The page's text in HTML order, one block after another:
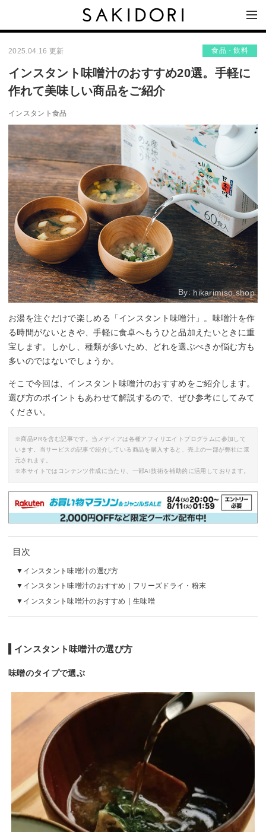
2025.04.16 更新 食品・飲料
インスタント味噌汁のおすすめ20選。手軽に
作れて美味しい商品をご紹介
インスタント食品
By:hikarimiso.shop
お湯を注ぐだけで楽しめる「インスタント味噌汁」。味噌汁を作
る時間がないときや、手軽に食卓へもうひと品加えたいときに重
宝します。しかし、種類が多いため、どれを選ぶべきか悩む方も
多いのではないでしょうか。
そこで今回は、インスタント味噌汁のおすすめをご紹介します。
選び方のポイントもあわせて解説するので、ぜひ参考にしてみて
ください。
※商品PRを含む記事です。当メディアは各種アフィリエイトプログラムに参加して
います。当サービスの記事で紹介している商品を購入すると、売上の一部が弊社に還
元されます。
※本サイトではコンテンツ作成に当たり、一部AI技術を補助的に活用しております。
目次
インスタント味噌汁の選び方
インスタント味噌汁のおすすめ｜フリーズドライ・粉末
インスタント味噌汁のおすすめ｜生味噌
インスタント味噌汁の選び方
味噌のタイプで選ぶ